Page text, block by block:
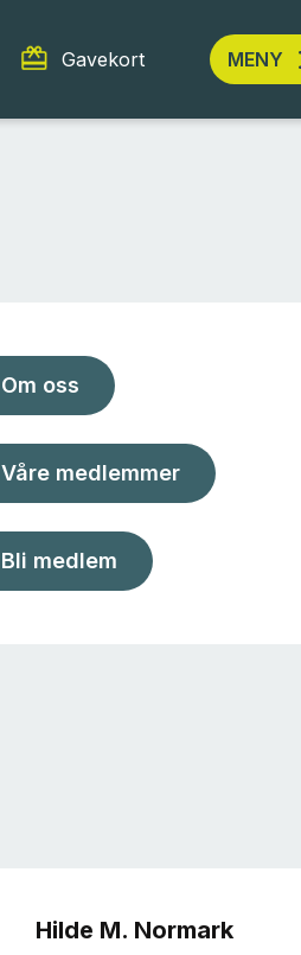
Gavekort MENY
Om oss
Våre medlemmer
Bli medlem
Hilde M. Normark